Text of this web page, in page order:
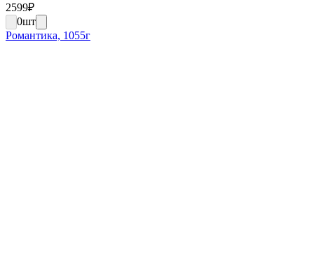
2599₽
0шт
Романтика, 1055г